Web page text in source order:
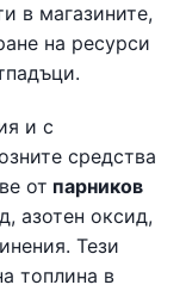
в магазините,
на ресурси
и с
средства
от парников
азотен оксид,
Тези
топлина в